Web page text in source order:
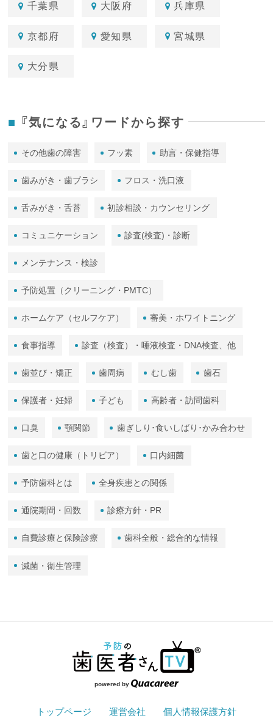
千葉県 大阪府 兵庫県
京都府 愛知県 宮城県
大分県
『気になる』ワードから探す
その他歯の障害 フッ素 助言・保健指導
歯みがき・歯ブラシ フロス・洗口液
舌みがき・舌苔 初診相談・カウンセリング
コミュニケーション 診査(検査)・診断
メンテナンス・検診
予防処置（クリーニング・PMTC）
ホームケア（セルフケア） 審美・ホワイトニング
食事指導 診査（検査）・唾液検査・DNA検査、他
歯並び・矯正 歯周病 むし歯 歯石
保護者・妊婦 子ども 高齢者・訪問歯科
口臭 顎関節 歯ぎしり･食いしばり･かみ合わせ
歯と口の健康（トリビア） 口内細菌
予防歯科とは 全身疾患との関係
通院期間・回数 診療方針・PR
自費診療と保険診療 歯科全般・総合的な情報
滅菌・衛生管理
powered by
トップページ 運営会社 個人情報保護方針